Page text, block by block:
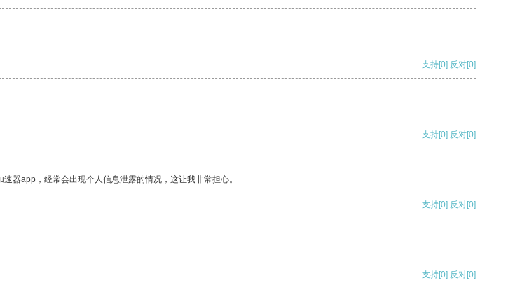
支持[0] 反对[0]
支持[0] 反对[0]
器app，经常会出现个人信息泄露的情况，这让我非常担心。
支持[0] 反对[0]
支持[0] 反对[0]